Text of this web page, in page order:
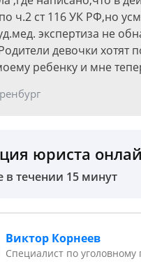
ч.2 ст 116 УК РФ,но
экспертиза не
девочки хотят
ребенку и мне
юриста
в течении 15 минут
Виктор Корнеев
Cпециалист по уголовному